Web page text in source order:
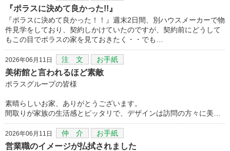
『ポラスに決めて良かった!!』
『ポラスに決めて良かった！！』週末2日間、別ハウスメーカーで物
件見学をしており、契約しかけていたのですが、契約前にどうして
もこの目でポラスの家を見ておきたく・・でも…
2026年06月11日 注 文 お手紙
美術館と言われるほど素敵
ポラスグループの皆様
素晴らしいお家、ありがとうございます。
間取りが家族の生活感とピッタリで、デザインは訪問の方々に美…
2026年06月11日 仲 介 お手紙
営業職のイメージが払拭されました